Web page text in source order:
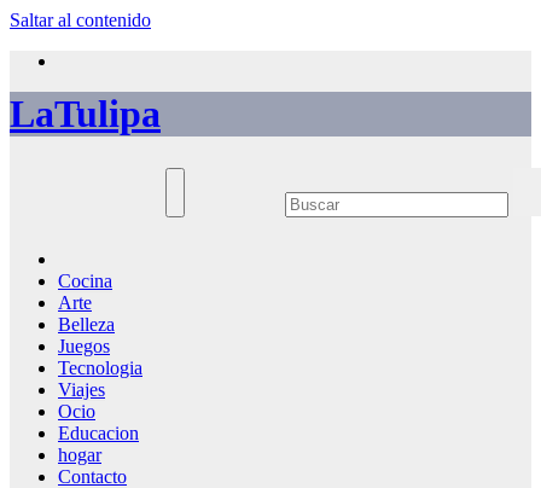
Saltar al contenido
LaTulipa
Cocina
Arte
Belleza
Juegos
Tecnologia
Viajes
Ocio
Educacion
hogar
Contacto